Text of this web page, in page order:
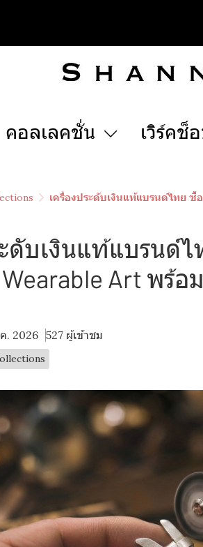
คอลเลคชั่น เวิร์คช็
เครื่องประดับเงินแท้แบรนด์ไทย
ดับเงินแท้แบรนด์
Art พร้อ
. 2026 527 ผู้เข้าชม